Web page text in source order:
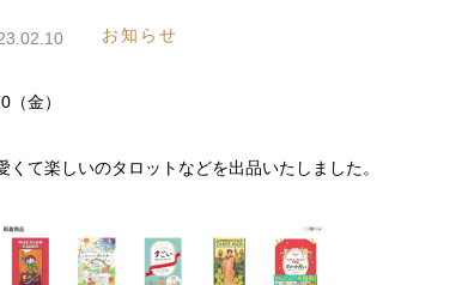
お知らせ
（金）
くて楽しいのタロットなどを出品いたしました。